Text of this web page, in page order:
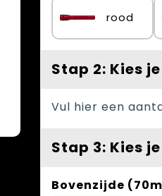
rood
Stap 2: Kies
Vul hier een
Stap 3: Kies
Bovenzijde